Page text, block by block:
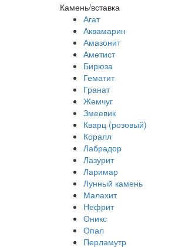
Камень/вставка
Агат
Аквамарин
Амазонит
Аметист
Бирюза
Гематит
Гранат
Жемчуг
Змеевик
Кварц (розовый)
Коралл
Лабрадор
Лазурит
Ларимар
Лунный камень
Малахит
Нефрит
Оникс
Опал
Перламутр